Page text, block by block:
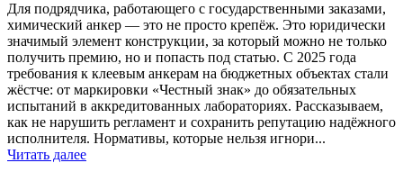
Для подрядчика, работающего с государственными заказами,
химический анкер — это не просто крепёж. Это юридически
значимый элемент конструкции, за который можно не только
получить премию, но и попасть под статью. С 2025 года
требования к клеевым анкерам на бюджетных объектах стали
жёстче: от маркировки «Честный знак» до обязательных
испытаний в аккредитованных лабораториях. Рассказываем,
как не нарушить регламент и сохранить репутацию надёжного
исполнителя. Нормативы, которые нельзя игнори...
Читать далее